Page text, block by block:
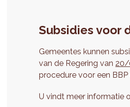
Subsidies voor
Gemeentes kunnen
van de Regering van
procedure voor een
U vindt meer informatie